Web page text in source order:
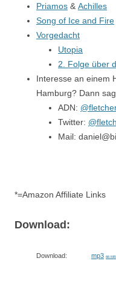
Priamos & Achilles
Song of Ice and Fire
Vorgedacht
Utopia
2. Folge über
Interesse an einem
Hamburg? Dann
ADN:
Twitter:
Mail:
*=Amazon Affiliate Links
Download:
Download: mp3 66 MB